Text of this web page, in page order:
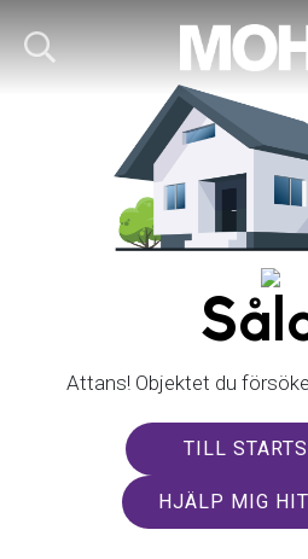
Attans! Objektet du
TILL
HJÄLP MIG